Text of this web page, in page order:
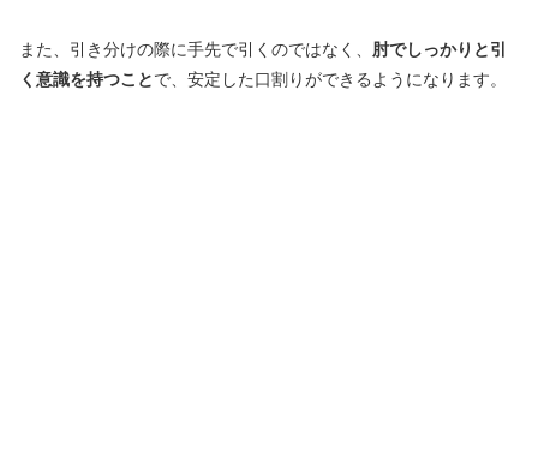
また、引き分けの際に手先で引くのではなく、 肘でしっかりと引
く意識を持つことで、安定した口割りができるようになります。